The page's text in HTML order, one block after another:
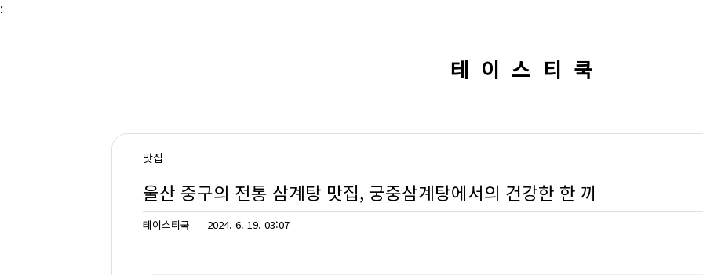
:
본문 바로가기
테이스티쿡
맛집
울산 중구의 전통 삼계탕 맛집, 궁중삼계탕에서의 건강한 한 끼
테이스티쿡 2024. 6. 19. 03:07